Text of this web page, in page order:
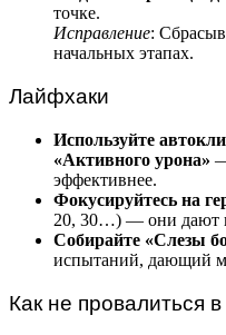
точке.
Исправление:
начальных этапах.
Лайфхаки
Используйте
«Активного урона»
эффективнее.
Фокусируйтесь на
20, 30…) — они дают
Собирайте «Слезы
испытаний, дающий
Как не провалиться